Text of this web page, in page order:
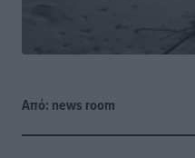
Από: news room